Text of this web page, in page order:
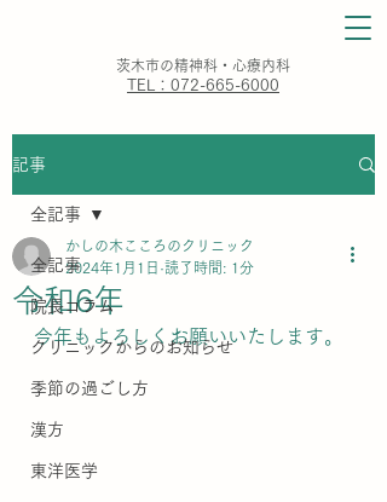
​茨木市の精神科・心療内科
TEL：072-665-6000
記事
全記事
院長コラム
クリニックからのお知らせ
季節の過ごし方
漢方
東洋医学
全記事
令和6年
かしの木こころのクリニック
2024年1月1日 読了時間: 1分
今年もよろしくお願いいたします。